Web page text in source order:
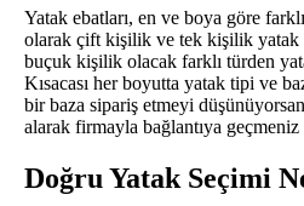
Yatak ebatları, en ve boya göre
olarak çift kişilik ve tek kişilik yatak
buçuk kişilik olacak farklı türden
Kısacası her boyutta yatak tipi ve
bir baza sipariş etmeyi
alarak firmayla bağlantıya geçmeniz
Doğru Yatak Seçimi